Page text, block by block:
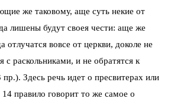
же таковому, аще суть некие от
лишены будут своея чести: аще же
отлучатся вовсе от церкви, доколе не
с раскольниками, и не обратятся к
Здесь речь идет о пресвитерах или
правило говорит то же самое о